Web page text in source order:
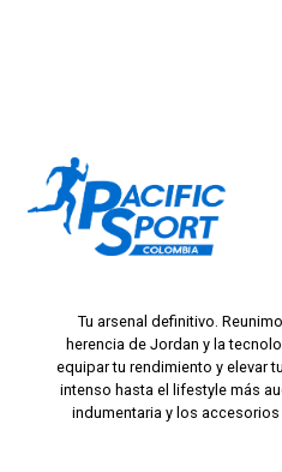
Tu arsenal definitivo.
herencia de Jordan y la
equipar tu rendimiento y elevar
intenso hasta el lifestyle más
indumentaria y los